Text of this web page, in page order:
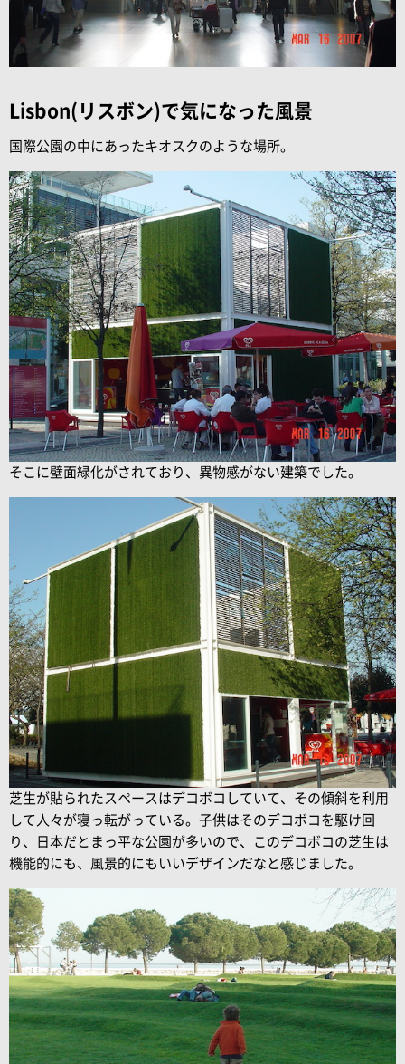
Lisbon(リスボン)で気になった風景
国際公園の中にあったキオスクのような場所。
そこに壁面緑化がされており、異物感がない建築でした。
芝生が貼られたスペースはデコボコしていて、その傾斜を利用
して人々が寝っ転がっている。子供はそのデコボコを駆け回
り、日本だとまっ平な公園が多いので、このデコボコの芝生は
機能的にも、風景的にもいいデザインだなと感じました。